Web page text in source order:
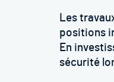
Les
positions
En
sécurité